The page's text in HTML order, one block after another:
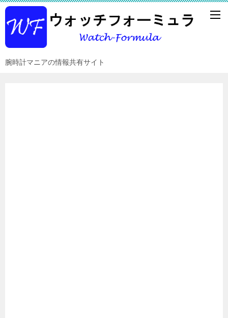
腕時計マニアの情報共有サイト